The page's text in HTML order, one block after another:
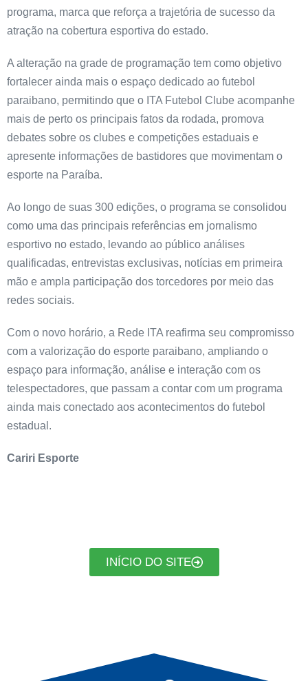
programa, marca que reforça a trajetória de sucesso da
atração na cobertura esportiva do estado.
A alteração na grade de programação tem como objetivo
fortalecer ainda mais o espaço dedicado ao futebol
paraibano, permitindo que o ITA Futebol Clube acompanhe
mais de perto os principais fatos da rodada, promova
debates sobre os clubes e competições estaduais e
apresente informações de bastidores que movimentam o
esporte na Paraíba.
Ao longo de suas 300 edições, o programa se consolidou
como uma das principais referências em jornalismo
esportivo no estado, levando ao público análises
qualificadas, entrevistas exclusivas, notícias em primeira
mão e ampla participação dos torcedores por meio das
redes sociais.
Com o novo horário, a Rede ITA reafirma seu compromisso
com a valorização do esporte paraibano, ampliando o
espaço para informação, análise e interação com os
telespectadores, que passam a contar com um programa
ainda mais conectado aos acontecimentos do futebol
estadual.
Cariri Esporte
INÍCIO DO SITE